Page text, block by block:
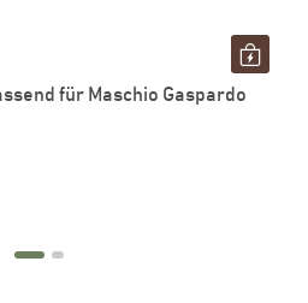
für Maschio Gaspardo